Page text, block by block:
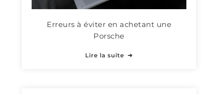
Erreurs à éviter en achetant une
Porsche
Lire la suite